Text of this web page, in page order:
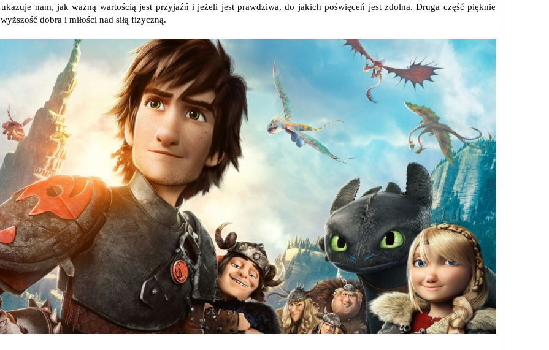
nam, jak ważną wartością jest przyjaźń i jeżeli jest prawdziwa, do jakich poświęceń jest zdolna. Druga część pięknie
dobra i miłości nad siłą fizyczną.